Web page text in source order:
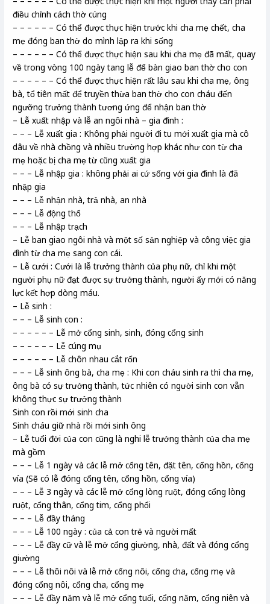
điều chỉnh cách thờ cúng
– – – – – – Có thể được thực hiện trước khi cha mẹ chết, cha
mẹ đóng ban thờ do mình lập ra khi sống
– – – – – – Có thể được thực hiện sau khi cha mẹ đã mất, quay
về trong vòng 100 ngày tang lễ để bàn giao ban thờ cho con
– – – – – – Có thể được thực hiện rất lâu sau khi cha mẹ, ông
bà, tổ tiên mất để truyền thừa ban thờ cho con cháu đến
ngưỡng trưởng thành tương ứng để nhận ban thờ
– Lễ xuất nhập và lễ an ngôi nhà – gia đình :
– – – Lễ xuất gia : Không phải người đi tu mới xuất gia mà cô
dâu về nhà chồng và nhiều trường hợp khác như con từ cha
mẹ hoặc bị cha mẹ từ cũng xuất gia
– – – Lễ nhập gia : không phải ai cứ sống với gia đình là đã
nhập gia
– – – Lễ nhận nhà, trả nhà, an nhà
– – – Lễ động thổ
– – – Lễ nhập trạch
– Lễ ban giao ngôi nhà và một số sản nghiệp và công việc gia
đình từ cha mẹ sang con cái.
– Lễ cưới : Cưới là lễ trưởng thành của phụ nữ, chỉ khi một
người phụ nữ đạt được sự trưởng thành, người ấy mới có năng
lực kết hợp dòng máu.
– Lễ sinh :
– – – Lễ sinh con :
– – – – – – Lễ mở cổng sinh, sinh, đóng cổng sinh
– – – – – – Lễ cúng mụ
– – – – – – Lễ chôn nhau cắt rốn
– – – Lễ sinh ông bà, cha mẹ : Khi con cháu sinh ra thì cha mẹ,
ông bà có sự trưởng thành, tức nhiên có người sinh con vẫn
không thực sự trưởng thành
Sinh con rồi mới sinh cha
Sinh cháu giữ nhà rồi mới sinh ông
– Lễ tuổi đời của con cũng là nghi lễ trưởng thành của cha mẹ
mà gồm
– – – Lễ 1 ngày và các lễ mở cổng tên, đặt tên, cổng hồn, cổng
vía (Sẽ có lễ đóng cổng tên, cổng hồn, cổng vía)
– – – Lễ 3 ngày và các lễ mở cổng lòng ruột, đóng cổng lòng
ruột, cổng thân, cổng tim, cổng phổi
– – – Lễ đầy tháng
– – – Lễ 100 ngày : của cả con trẻ và người mất
– – – Lễ đầy cữ và lễ mở cổng giường, nhà, đất và đóng cổng
giường
– – – Lễ thôi nôi và lễ mở cổng nôi, cổng cha, cổng mẹ và
đóng cổng nôi, cổng cha, cổng mẹ
– – – Lễ đầy năm và lễ mở cổng tuổi, cổng năm, cổng niên và